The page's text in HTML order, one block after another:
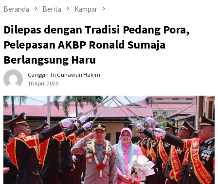
Beranda Berita Kampar
Dilepas dengan Tradisi Pedang Pora,
Pelepasan AKBP Ronald Sumaja
Berlangsung Haru
Canggih Tri Gunawan Hakim
10 April 2025